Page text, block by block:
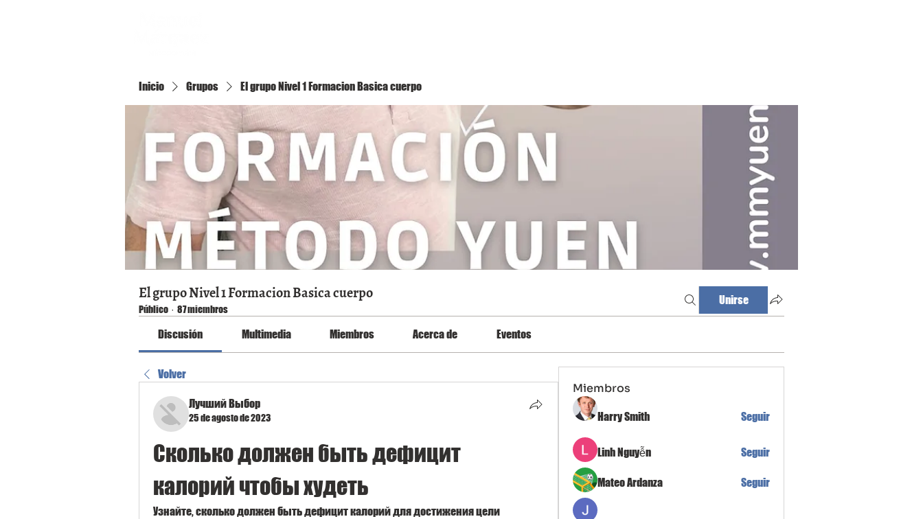
Inicio Grupos El grupo Nivel 1 Formacion Basica cuerpo
El grupo Nivel 1 Formacion Basica cuerpo
Público · 87 miembros
Unirse
Discusión Multimedia Miembros Acerca de Eventos
Volver
Лучший Выбор
25 de agosto de 2023
Сколько должен быть дефицит
калорий чтобы худеть
Узнайте, сколько должен быть дефицит калорий для достижения цели
Miembros
Harry Smith Seguir
Linh Nguyễn Seguir
Mateo Ardanza Seguir